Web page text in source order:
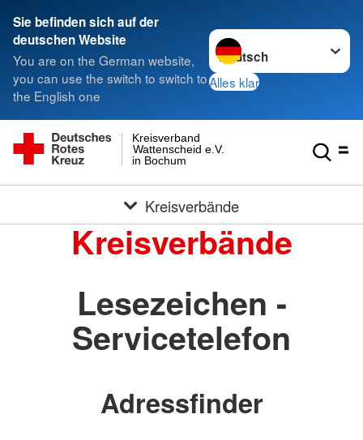
Sie befinden sich auf der
deutschen Website
You are on the German website,
you can use the switch to switch to
the English one
Sprache wechseln zu
Alles klar
in Bochum
Wattenscheid e.V.
Kreisverband
Kreisverbände
Kreisverbände
Lesezeichen -
Servicetelefon
Adressfinder